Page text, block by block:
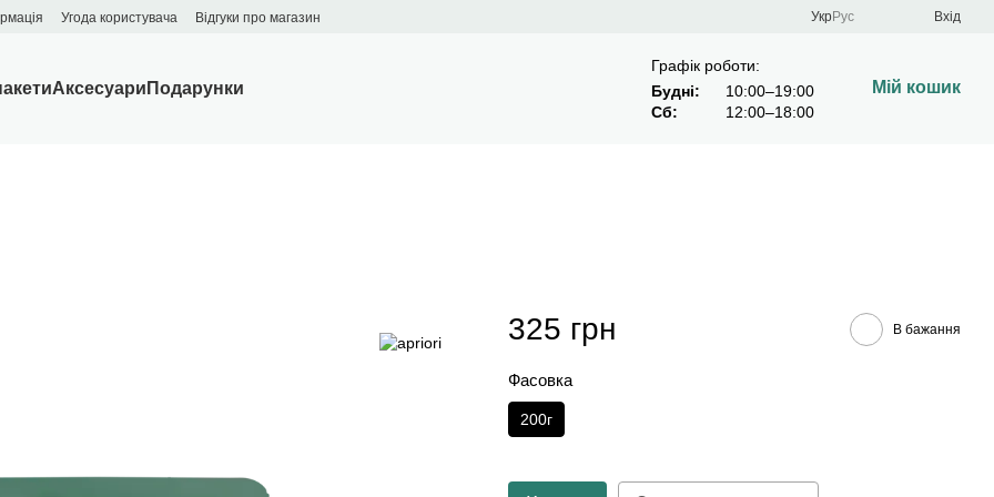
Угода користувача Відгуки про магазин УкрРус Вхід
Аксесуари Подарунки
Графік роботи:
Будні:
10:00–19:00
Сб:
12:00–18:00
Мій кошик
325 грн В бажання
Фасовка
200г